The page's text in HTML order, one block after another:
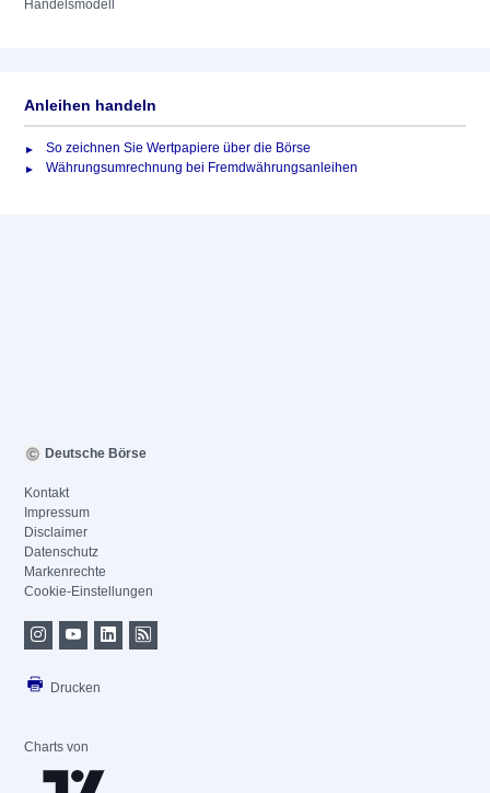
Handelsmodell
Anleihen handeln
So zeichnen Sie Wertpapiere über die Börse
Währungsumrechnung bei Fremdwährungsanleihen
Deutsche Börse
Kontakt
Impressum
Disclaimer
Datenschutz
Markenrechte
Cookie-Einstellungen
Drucken
Charts von